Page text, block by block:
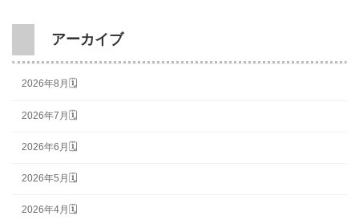
アーカイブ
2026年8月🗓
2026年7月🗓
2026年6月🗓
2026年5月🗓
2026年4月🗓